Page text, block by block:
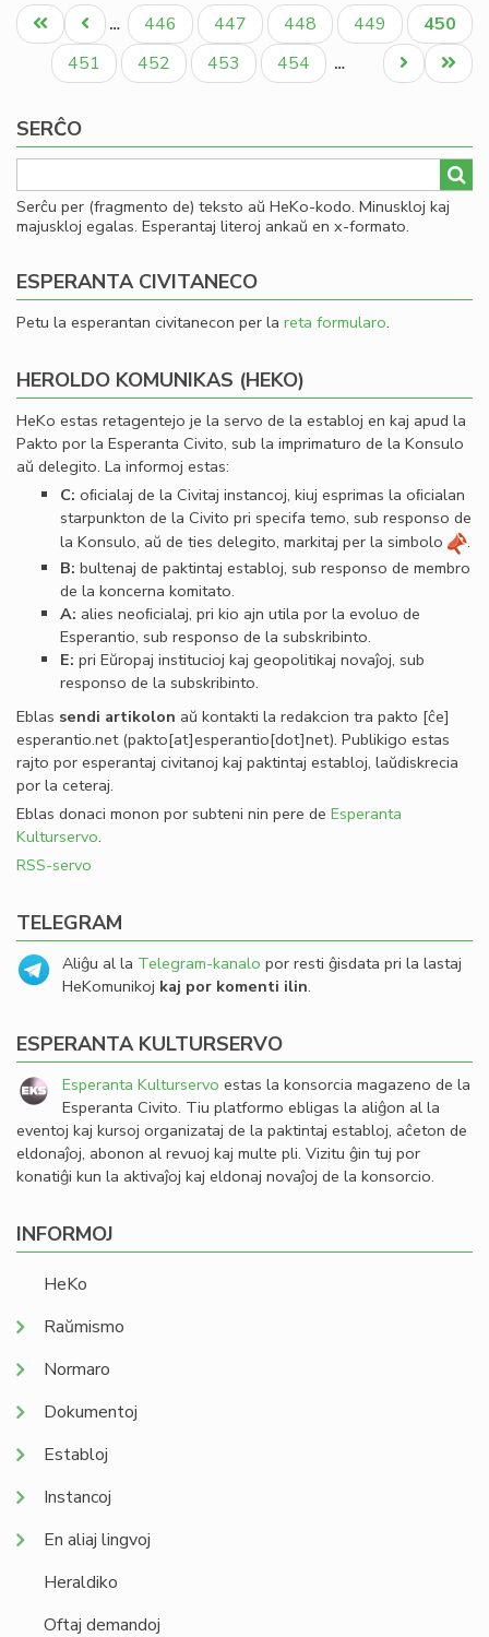
pri
en
Pagination
Unua
paĝo
Antaŭa
paĝo
… Paĝo
446 Paĝo
447 Paĝo
448 Paĝo
449
Aktuala
paĝo
450
Paĝo
451 Paĝo
452 Paĝo
453 Paĝo
454 …
Last
page
Next
page
SERĈO
Serĉu per (fragmento de) teksto aŭ HeKo-kodo. Minuskloj kaj
majuskloj egalas. Esperantaj literoj ankaŭ en x-formato.
ESPERANTA CIVITANECO
Petu la esperantan civitanecon per la reta formularo.
HEROLDO KOMUNIKAS (HEKO)
HeKo estas retagentejo je la servo de la establoj en kaj apud la
Pakto por la Esperanta Civito, sub la imprimaturo de la Konsulo
aŭ delegito. La informoj estas:
C: oﬁcialaj de la Civitaj instancoj, kiuj esprimas la oﬁcialan
starpunkton de la Civito pri specifa temo, sub responso de
la Konsulo, aŭ de ties delegito, markitaj per la simbolo
.
B: bultenaj de paktintaj establoj, sub responso de membro
de la koncerna komitato.
A: alies neoﬁcialaj, pri kio ajn utila por la evoluo de
Esperantio, sub responso de la subskribinto.
E: pri Eŭropaj institucioj kaj geopolitikaj novaĵoj, sub
responso de la subskribinto.
Eblas sendi artikolon aŭ kontakti la redakcion tra pakto [ĉe]
esperantio.net(pakto[at]esperantio[dot]net). Publikigo estas
rajto por esperantaj civitanoj kaj paktintaj establoj, laŭdiskrecia
por la ceteraj.
Eblas donaci monon por subteni nin pere de Esperanta
Kulturservo.
RSS-servo
TELEGRAM
Aliĝu al la Telegram-kanalo por resti ĝisdata pri la lastaj
HeKomunikoj kaj por komenti ilin.
ESPERANTA KULTURSERVO
Esperanta Kulturservo estas la konsorcia magazeno de la
Esperanta Civito. Tiu platformo ebligas la aliĝon al la
eventoj kaj kursoj organizataj de la paktintaj establoj, aĉeton de
eldonaĵoj, abonon al revuoj kaj multe pli. Vizitu ĝin tuj por
konatiĝi kun la aktivaĵoj kaj eldonaj novaĵoj de la konsorcio.
INFORMOJ
HeKo
Raŭmismo
Normaro
Dokumentoj
Establoj
Instancoj
En aliaj lingvoj
Heraldiko
Oftaj demandoj